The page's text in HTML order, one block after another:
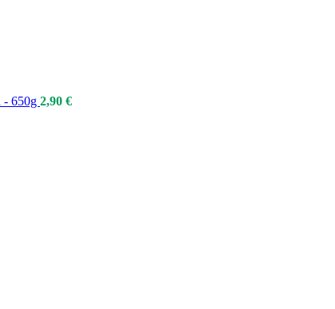
- 650g 2,90 €